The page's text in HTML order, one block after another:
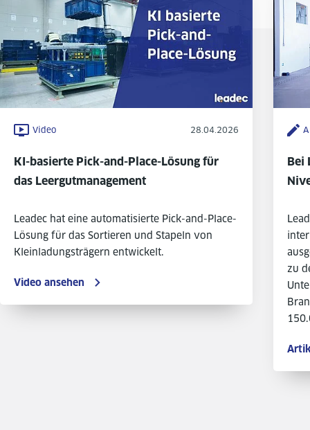
Video 28.04.2026
KI-basierte Pick-and-Place-Lösung für
das Leergutmanagement
Leadec hat eine automatisierte Pick-and-Place-
Lösung für das Sortieren und Stapeln von
Kleinladungsträgern entwickelt.
Video ansehen
Bei
zu